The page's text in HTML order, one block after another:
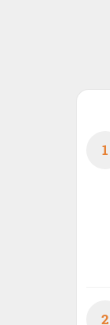
1
2